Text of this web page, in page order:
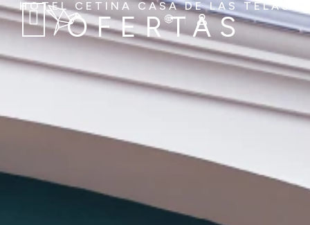
HOTEL CETINA CASA DE LAS TELAS
OFERTAS